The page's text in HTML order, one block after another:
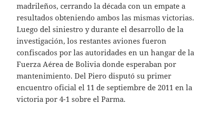
madrileños, cerrando la década con un empate a
resultados obteniendo ambos las mismas victorias.
Luego del siniestro y durante el desarrollo de la
investigación, los restantes aviones fueron
confiscados por las autoridades en un hangar de la
Fuerza Aérea de Bolivia donde esperaban por
mantenimiento. Del Piero disputó su primer
encuentro oficial el 11 de septiembre de 2011 en la
victoria por 4-1 sobre el Parma.